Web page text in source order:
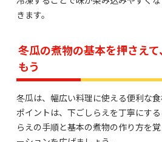
きます。
冬瓜の煮物の基本を押さえ
もう
冬瓜は、幅広い料理に使える便利な食
ポイントは、下ごしらえを丁寧にす
らえの手順と基本の煮物の作り方を